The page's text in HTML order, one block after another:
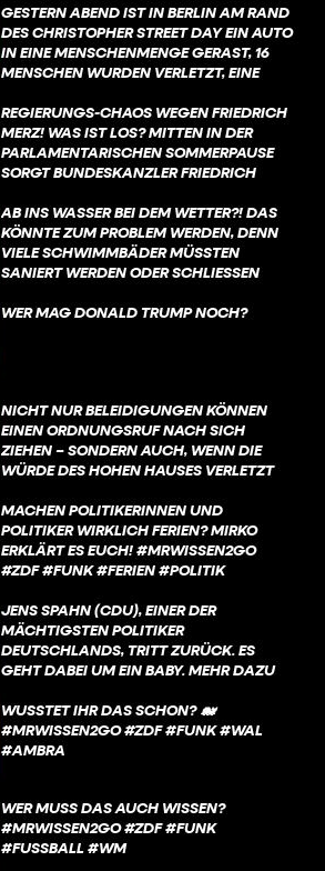
GESTERN ABEND IST IN BERLIN AM RAND
DES CHRISTOPHER STREET DAY EIN AUTO
IN EINE MENSCHENMENGE GERAST, 16
MENSCHEN WURDEN VERLETZT, EINE
HINTERGRÜNDEN ERFAHRT IHR IN DIESEM
VIDEO.
REGIERUNGS-CHAOS WEGEN FRIEDRICH
MERZ! WAS IST LOS? MITTEN IN DER
PARLAMENTARISCHEN SOMMERPAUSE
SORGT BUNDESKANZLER FRIEDRICH
BUNDESREGIERUNG. MEHR DAZU
ERFAHRT IHR IN DIESEM VIDEO, MIT EINEM
KURZEN KOMMENTAR ZUR SITUATION.
AB INS WASSER BEI DEM WETTER?! DAS
KÖNNTE ZUM PROBLEM WERDEN, DENN
VIELE SCHWIMMBÄDER MÜSSTEN
SANIERT WERDEN ODER SCHLIESSEN S
WER MAG DONALD TRUMP NOCH?
NICHT NUR BELEIDIGUNGEN KÖNNEN
EINEN ORDNUNGSRUF NACH SICH
ZIEHEN – SONDERN AUCH, WENN DIE
WÜRDE DES HOHEN HAUSES VERLETZT
MACHEN POLITIKERINNEN UND
POLITIKER WIRKLICH FERIEN? MIRKO
ERKLÄRT ES EUCH! #MRWISSEN2GO
#ZDF #FUNK #FERIEN #POLITIK
JENS SPAHN (CDU), EINER DER
MÄCHTIGSTEN POLITIKER
DEUTSCHLANDS, TRITT ZURÜCK. ES
GEHT DABEI UM EIN BABY. MEHR DAZU
WUSSTET IHR DAS SCHON? 🐋
#MRWISSEN2GO #ZDF #FUNK #WAL
#AMBRA
WER MUSS DAS AUCH WISSEN?
#MRWISSEN2GO #ZDF #FUNK
#FUSSBALL #WM